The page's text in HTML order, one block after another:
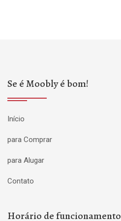
Se é Moobly é bom!
Início
para Comprar
para Alugar
Contato
Horário de funcionamento